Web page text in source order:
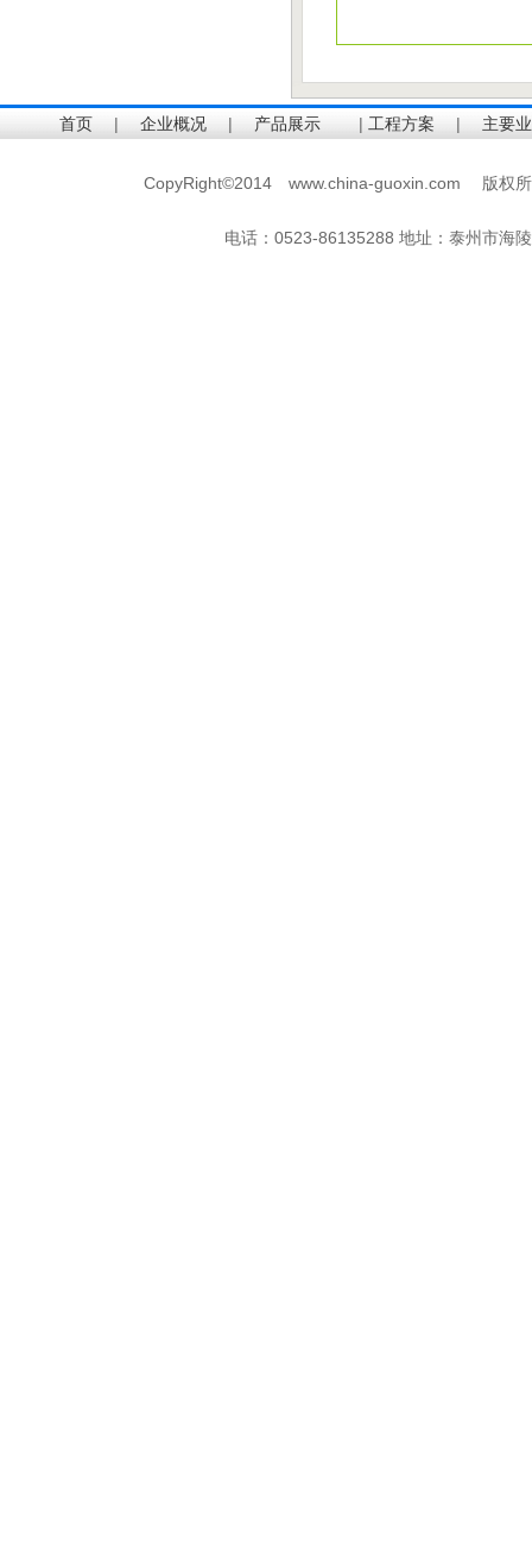
首页 | 企业概况 | 产品展示 | 工程方案 | 主要
CopyRight©2014 www.china-guoxin.com 版权所
电话：0523-86135288 地址： 泰州市海